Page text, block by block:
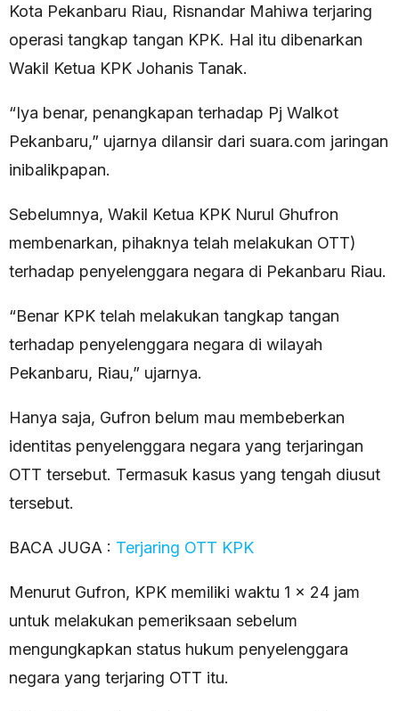
Kota Pekanbaru Riau, Risnandar Mahiwa terjaring
operasi tangkap tangan KPK. Hal itu dibenarkan
Wakil Ketua KPK Johanis Tanak.
“Iya benar, penangkapan terhadap Pj Walkot
Pekanbaru,” ujarnya dilansir dari suara.com jaringan
inibalikpapan.
Sebelumnya, Wakil Ketua KPK Nurul Ghufron
membenarkan, pihaknya telah melakukan OTT)
terhadap penyelenggara negara di Pekanbaru Riau.
“Benar KPK telah melakukan tangkap tangan
terhadap penyelenggara negara di wilayah
Pekanbaru, Riau,” ujarnya.
Hanya saja, Gufron belum mau membeberkan
identitas penyelenggara negara yang terjaringan
OTT tersebut. Termasuk kasus yang tengah diusut
tersebut.
BACA JUGA : Terjaring OTT KPK
Menurut Gufron, KPK memiliki waktu 1 x 24 jam
untuk melakukan pemeriksaan sebelum
mengungkapkan status hukum penyelenggara
negara yang terjaring OTT itu.